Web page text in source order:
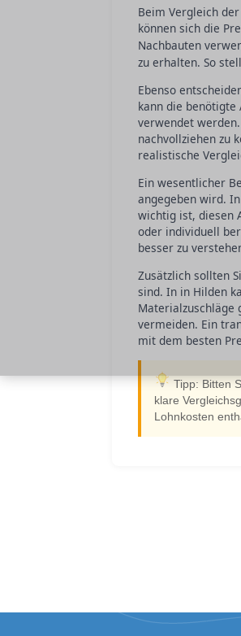
Beim Vergleich
können sich die
Nachbauten
zu erhalten. So
Ebenso
kann die benötigte
verwendet
nachvollziehen zu
realistische
Ein wesentlicher
angegeben wird.
wichtig ist, diesen
oder individuell
besser zu
Zusätzlich sollten
sind. In in Hilden
Materialzuschläge
vermeiden. Ein
mit dem besten
Tipp: Bitten
klare
Lohnkosten